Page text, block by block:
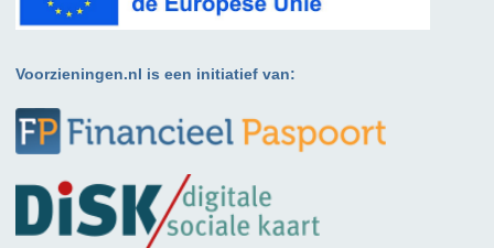
Voorzieningen.nl is een initiatief van: